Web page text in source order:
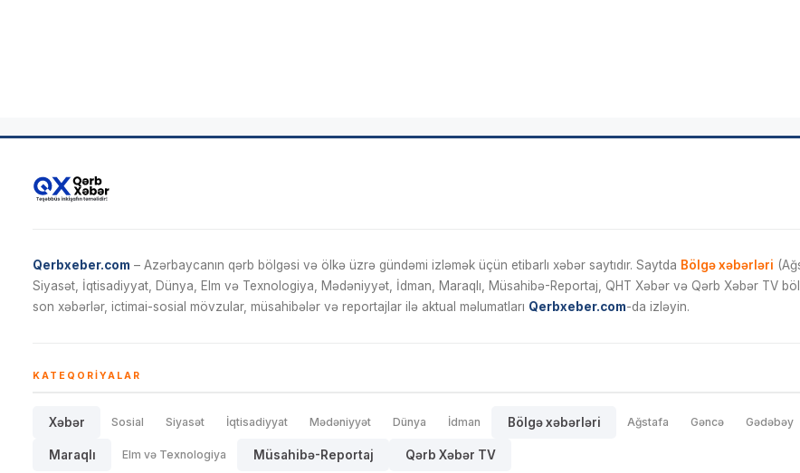
Qerbxeber.com – Azərbaycanın qərb bölgəsi və ölkə üzrə gündəmi izləmək üçün etibarlı xəbər saytıdır. Saytda Bölgə xəbərləri
Siyasət, İqtisadiyyat, Dünya, Elm və Texnologiya, Mədəniyyət, İdman, Maraqlı, Müsahibə-Reportaj, QHT Xəbər və Qərb Xəbər TV
son xəbərlər, ictimai-sosial mövzular, müsahibələr və reportajlar ilə aktual məlumatları Qerbxeber.com-da izləyin.
KATEQORIYALAR
Xəbər Sosial Siyasət İqtisadiyyat Mədəniyyət Dünya İdman Bölgə xəbərləri Ağstafa Gəncə Gədəbəy
Maraqlı Elm və Texnologiya Müsahibə-Reportaj Qərb Xəbər TV